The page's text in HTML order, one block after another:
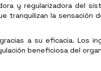
y regularizadora del
tranquilizan la sensación
a su eficacia. Los
beneficiosa del